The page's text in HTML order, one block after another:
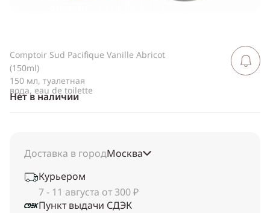
Comptoir Sud Pacifique Vanille Abricot
(150ml)
150 мл, туалетная
вода, eau de toilette
Нет в наличии
Сообщить
Доставка в городМосква
Курьером
7 - 11 августа от 300 ₽
Пункт выдачи СДЭК